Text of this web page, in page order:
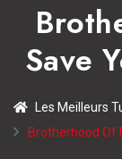
Save
Les Meilleurs
Brotherhood Of